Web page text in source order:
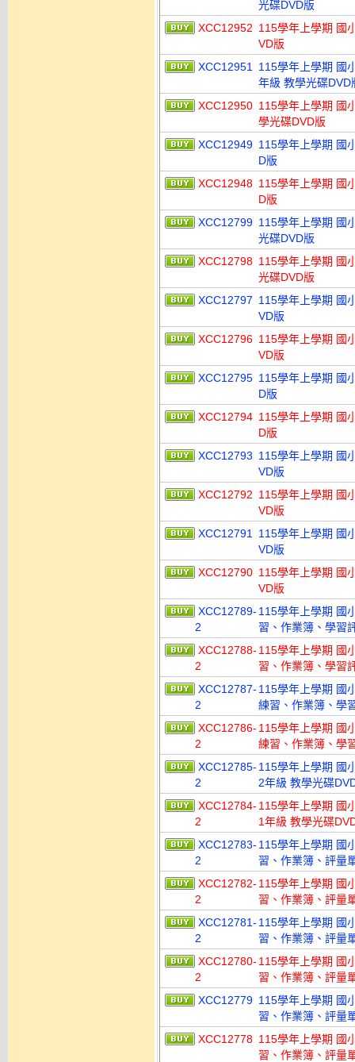
光碟DVD版
XCC12952 115學年上學期 國
VD版
XCC12951
115學年上學期 國
年級 教學光碟DVD
XCC12950 115學年上學期 國
學光碟DVD版
XCC12949 115學年上學期 國
D版
XCC12948 115學年上學期 國
D版
XCC12799 115學年上學期 國
光碟DVD版
XCC12798 115學年上學期 國
光碟DVD版
XCC12797 115學年上學期 國
VD版
XCC12796 115學年上學期 國
VD版
XCC12795 115學年上學期 國
D版
XCC12794 115學年上學期 國
D版
XCC12793 115學年上學期 國
VD版
XCC12792 115學年上學期 國
VD版
XCC12791
115學年上學期 國
VD版
XCC12790 115學年上學期 國
VD版
XCC12789-
2
115學年上學期 國
習、作業簿、學習
XCC12788-
2
115學年上學期 國
習、作業簿、學習
XCC12787-
2
115學年上學期 國
練習、作業簿、學
XCC12786-
2
115學年上學期 國
練習、作業簿、學
XCC12785-
2
115學年上學期 國
2年級 教學光碟
XCC12784-
2
115學年上學期 國
1年級 教學光碟
XCC12783-
2
115學年上學期 國
習、作業簿、評量
XCC12782-
2
115學年上學期 國
習、作業簿、評量
XCC12781-
2
115學年上學期 國
習、作業簿、評量
XCC12780-
2
115學年上學期 國
習、作業簿、評量
XCC12779 115學年上學期 國
習、作業簿、評量
XCC12778 115學年上學期 國
習、作業簿、評量